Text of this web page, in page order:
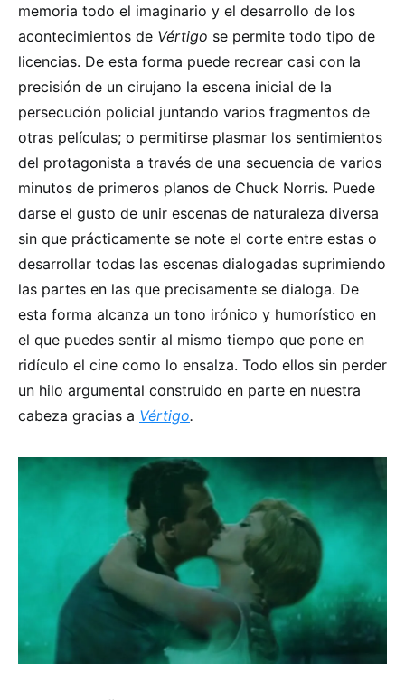
memoria todo el imaginario y el desarrollo de los
acontecimientos de Vértigo se permite todo tipo de
licencias. De esta forma puede recrear casi con la
precisión de un cirujano la escena inicial de la
persecución policial juntando varios fragmentos de
otras películas; o permitirse plasmar los sentimientos
del protagonista a través de una secuencia de varios
minutos de primeros planos de Chuck Norris. Puede
darse el gusto de unir escenas de naturaleza diversa
sin que prácticamente se note el corte entre estas o
desarrollar todas las escenas dialogadas suprimiendo
las partes en las que precisamente se dialoga. De
esta forma alcanza un tono irónico y humorístico en
el que puedes sentir al mismo tiempo que pone en
ridículo el cine como lo ensalza. Todo ellos sin perder
un hilo argumental construido en parte en nuestra
cabeza gracias a Vértigo.